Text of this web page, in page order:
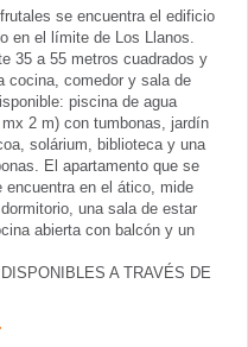
se encuentra el edificio
en el límite de Los Llanos.
35 a 55 metros cuadrados y
cocina, comedor y sala de
piscina de agua
2 m) con tumbonas, jardín
solárium, biblioteca y una
El apartamento que se
en el ático, mide
una sala de estar
abierta con balcón y un
A TRAVÉS DE